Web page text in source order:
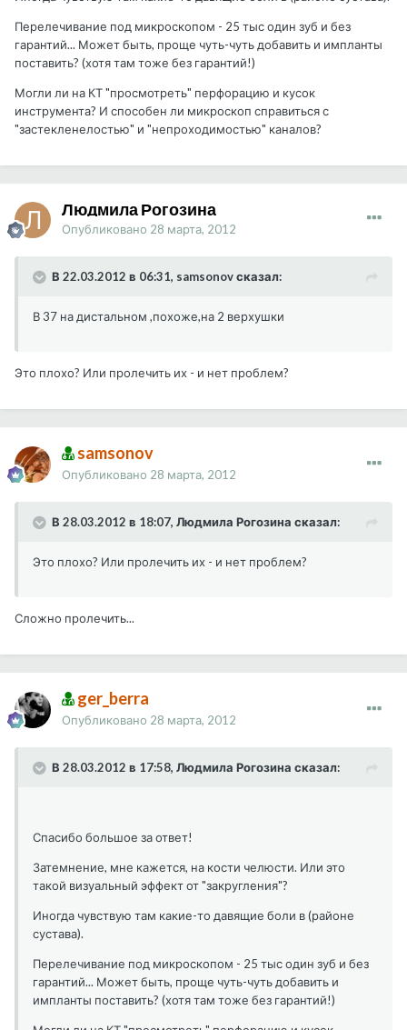
Перелечивание под микроскопом - 25 тыс один зуб и без
гарантий... Может быть, проще чуть-чуть добавить и импланты
поставить? (хотя там тоже без гарантий!)
Могли ли на КТ "просмотреть" перфорацию и кусок
инструмента? И способен ли микроскоп справиться с
"застекленелостью" и "непроходимостью" каналов?
Людмила Рогозина
Опубликовано 28 марта, 2012
В 22.03.2012 в 06:31, samsonov сказал:
В 37 на дистальном ,похоже,на 2 верхушки
Это плохо? Или пролечить их - и нет проблем?
samsonov
Опубликовано 28 марта, 2012
В 28.03.2012 в 18:07, Людмила Рогозина сказал:
Это плохо? Или пролечить их - и нет проблем?
Сложно пролечить...
ger_berra
Опубликовано 28 марта, 2012
В 28.03.2012 в 17:58, Людмила Рогозина сказал:
Спасибо большое за ответ!
Затемнение, мне кажется, на кости челюсти. Или это
такой визуальный эффект от "закругления"?
Иногда чувствую там какие-то давящие боли в (районе
сустава).
Перелечивание под микроскопом - 25 тыс один зуб и без
гарантий... Может быть, проще чуть-чуть добавить и
импланты поставить? (хотя там тоже без гарантий!)